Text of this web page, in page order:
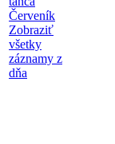
Červeník
Zobraziť
všetky
záznamy z
dňa